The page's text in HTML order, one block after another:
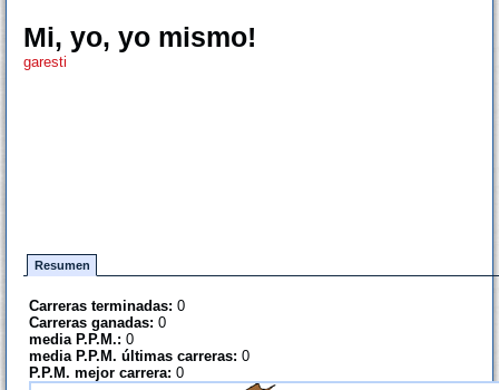
Mi, yo, yo mismo!
garesti
Resumen
Carreras terminadas: 0
Carreras ganadas: 0
media P.P.M.: 0
media P.P.M. últimas carreras: 0
P.P.M. mejor carrera: 0